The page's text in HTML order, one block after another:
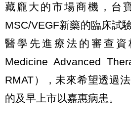
藏龐大的市場商機，台
MSC/VEGF新藥的臨床試
醫學先進療法的審查資
Medicine Advanced
RMAT），未來希望透過
的及早上市以嘉惠病患。